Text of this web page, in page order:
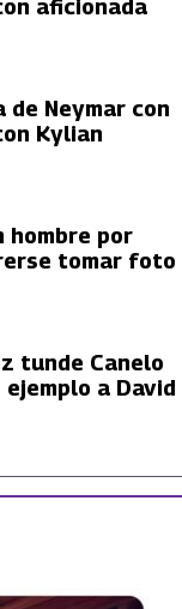
aficionada
de Neymar con
Kylian
hombre por
tomar foto
tunde Canelo
a David